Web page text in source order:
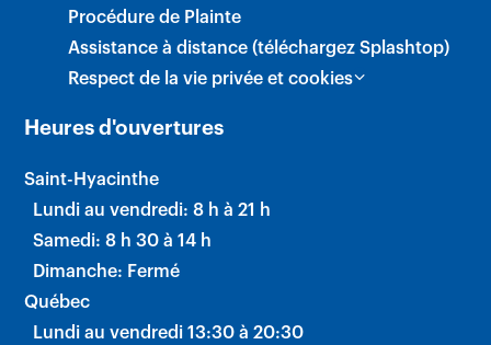
Procédure de Plainte
Assistance à distance (téléchargez Splashtop)
Respect de la vie privée et cookies
Heures d'ouvertures
Saint-Hyacinthe
Lundi au vendredi: 8 h à 21 h
Samedi: 8 h 30 à 14 h
Dimanche: Fermé
Québec
Lundi au vendredi 13:30 à 20:30
×